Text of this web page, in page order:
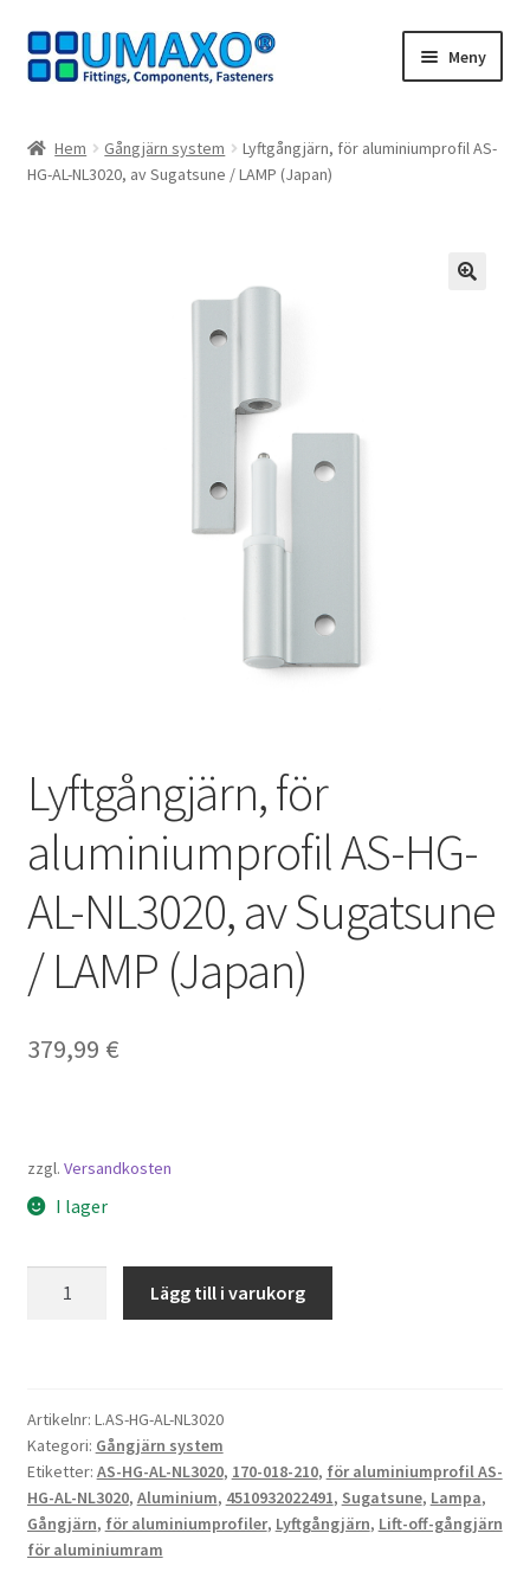
Hoppa
till
Hoppa
till
Meny
Avbeställning
Dra dig ur kontraktet
VILLKOR
Hem Gångjärn system
Lyftgångjärn, för aluminiumprofil AS-
HG-AL-NL3020, av Sugatsune / LAMP (Japan)
Lyftgångjärn, för
aluminiumprofil AS-HG-
AL-NL3020, av Sugatsune
/ LAMP (Japan)
379,99 €
zzgl. Versandkosten
I lager
AL-
NL3020,
av
Sugatsune
/
Lägg till i varukorg
Artikelnr: L.AS-HG-AL-NL3020
Kategori: Gångjärn system
Etiketter: AS-HG-AL-NL3020, 170-018-210, för aluminiumprofil AS-
HG-AL-NL3020, Aluminium, 4510932022491, Sugatsune, Lampa,
Gångjärn, för aluminiumprofiler, Lyftgångjärn, Lift-off-gångjärn
för aluminiumram